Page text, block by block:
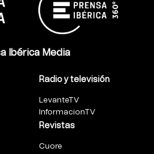
Ibérica Media
Radio y televisión
LevanteTV
InformacionTV
Revistas
Cuore